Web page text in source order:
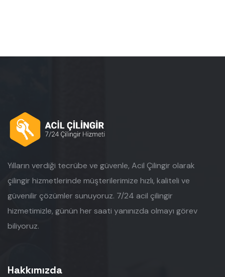
Yılların verdiği tecrübe ve güvenle, Acil Çilingir olarak
çilingir hizmetlerinde müşterilerimize hızlı, kaliteli ve
güvenilir çözümler sunuyoruz. 7/24 acil çilingir
hizmetimizle, günün her saati yanınızda olmayı görev
biliyoruz.
Hakkımızda